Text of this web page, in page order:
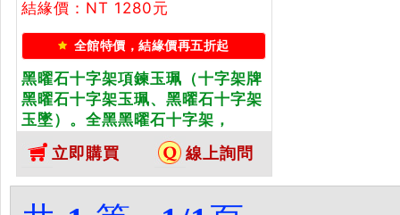
結緣價：NT 1280元
全館特價，結緣價再五折起
黑曜石十字架項鍊玉珮（十字架牌
黑曜石十字架玉珮、黑曜石十字架
玉墜）。全黑黑曜石十字架，
SC013。客製化訂做各種黑曜石十
字架吊墜玉珮項鍊。★附東方翡翠
寶石保證卡
立即購買 線上詢問